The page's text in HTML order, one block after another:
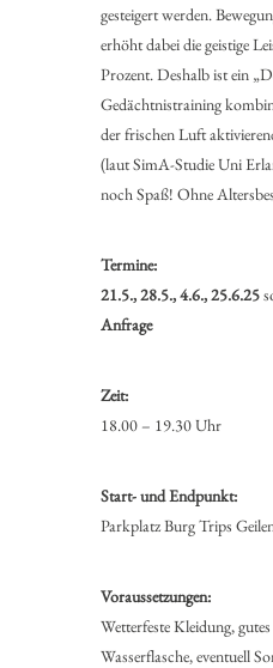
gesteigert werden.
erhöht dabei die geistige
Prozent. Deshalb ist ein
Gedächtnistraining
der frischen Luft
(laut SimA-Studie Uni
noch Spaß! Ohne
Termine:
21.5., 28.5., 4.6., 25.6.25
Anfrage
Zeit:
18.00 – 19.30 Uhr
Start- und Endpunkt:
Parkplatz Burg Trips
Voraussetzungen:
Wetterfeste Kleidung,
Wasserflasche, eventuell